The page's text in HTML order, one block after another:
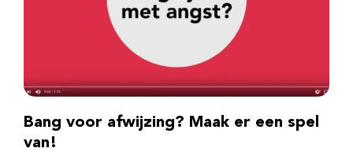
Bang voor afwijzing? Maak er een spel
van!